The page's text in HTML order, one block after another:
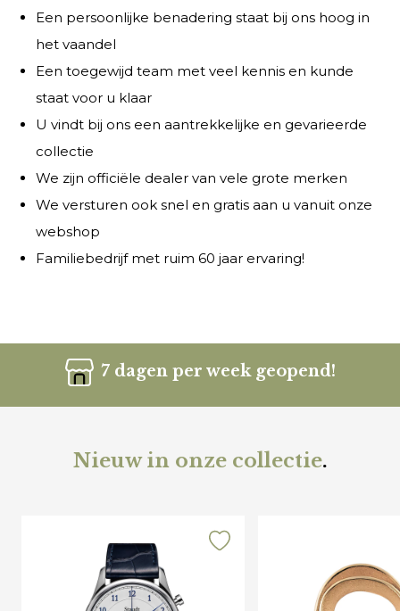
Een persoonlijke benadering staat bij ons hoog in
het vaandel
Een toegewijd team met veel kennis en kunde
staat voor u klaar
U vindt bij ons een aantrekkelijke en gevarieerde
collectie
We zijn officiële dealer van vele grote merken
We versturen ook snel en gratis aan u vanuit onze
webshop
Familiebedrijf met ruim 60 jaar ervaring!
7 dagen per week geopend!
Nieuw in onze collectie.